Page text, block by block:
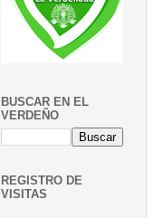
BUSCAR EN EL
VERDEÑO
REGISTRO DE
VISITAS